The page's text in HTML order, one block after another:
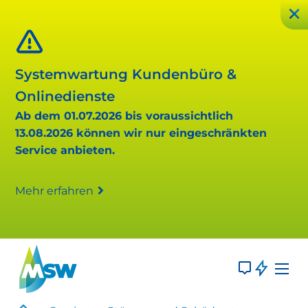
Systemwartung Kundenbüro &
Onlinedienste
Ab dem 01.07.2026 bis voraussichtlich
13.08.2026 können wir nur eingeschränkten
Service anbieten.
Mehr erfahren